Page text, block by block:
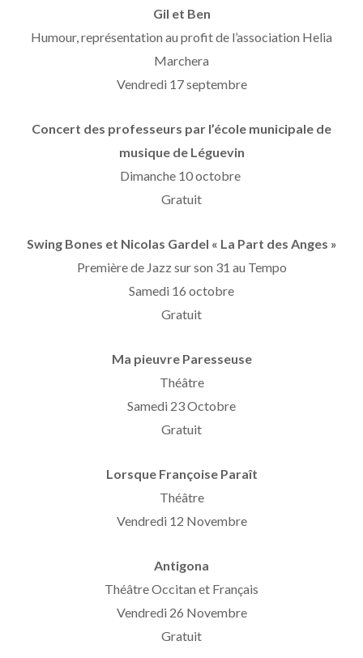
Gil et Ben
Humour, représentation au profit de l’association Helia
Marchera
Vendredi 17 septembre
Concert des professeurs par l’école municipale de
musique de Léguevin
Dimanche 10 octobre
Gratuit
Swing Bones et Nicolas Gardel « La Part des Anges »
Première de Jazz sur son 31 au Tempo
Samedi 16 octobre
Gratuit
Ma pieuvre Paresseuse
Théâtre
Samedi 23 Octobre
Gratuit
Lorsque Françoise Paraît
Théâtre
Vendredi 12 Novembre
Antigona
Théâtre Occitan et Français
Vendredi 26 Novembre
Gratuit